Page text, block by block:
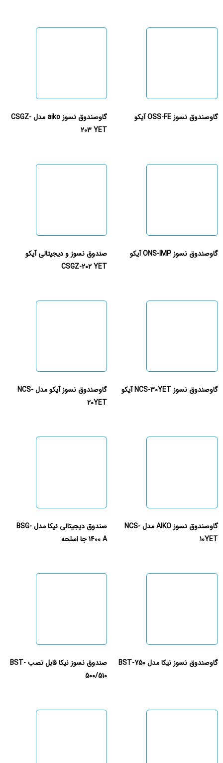
گاوصندوق نسوز OSS-FE آیکو
گاوصندوق نسوز aiko مدل CSGZ-
203 YET
گاوصندوق نسوز ONS-IMP آیکو
صندوق نسوز و دیجیتالی آیکو
CSGZ-202 YET
گاوصندوق نسوز NCS-30YET آیکو
گاوصندوق نسوز آیکو مدل NCS-
20YET
گاوصندوق نسوز AIKO مدل NCS-
10YET
صندوق دیجیتالی نیکا مدل BSG-
1400 A جا اسلحه
گاوصندوق نسوز نیکا مدل BST-750
صندوق نسوز نیکا قابل نصب BST-
500/510